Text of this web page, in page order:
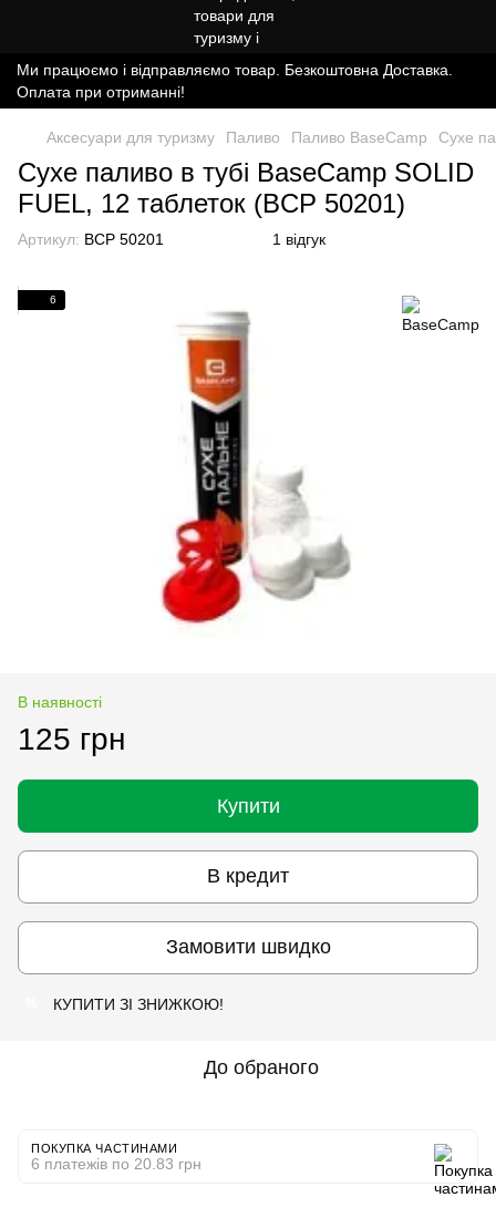
Ми працюємо і відправляємо товар. Безкоштовна Доставка.
Оплата при отриманні!
Аксесуари для туризму Паливо Паливо BaseCamp Сухе
Сухе паливо в тубі BaseCamp SOLID
FUEL, 12 таблеток (BCP 50201)
Артикул: BCP 50201 1 відгук
6
В наявності
125 грн
Купити
В кредит
Замовити швидко
КУПИТИ ЗІ ЗНИЖКОЮ!
До обраного
ПОКУПКА ЧАСТИНАМИ
6 платежів по 20.83 грн